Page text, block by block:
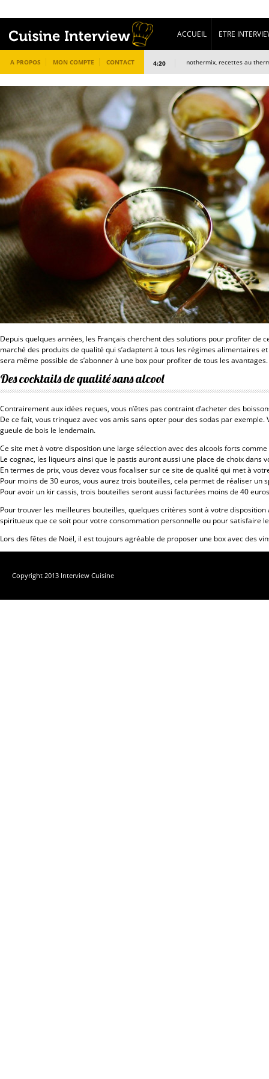
ACCUEIL ETRE
A PROPOS MON COMPTE CONTACT 4:20
L’interview de omothermix, recettes au thermomix
Depuis quelques années, les Français cherchent des solutions pour profiter de
marché des produits de qualité qui s’adaptent à tous les régimes alimentaires et
sera même possible de s’abonner à une box pour profiter de tous les avantages.
Des cocktails de qualité sans alcool
Contrairement aux idées reçues, vous n’êtes pas contraint d’acheter des
De ce fait, vous trinquez avec vos amis sans opter pour des sodas par
gueule de bois le lendemain.
Ce site met à votre disposition une large sélection avec des alcools forts
Le cognac, les liqueurs ainsi que le pastis auront aussi une place de choix dans
En termes de prix, vous devez vous focaliser sur ce site de qualité qui met à
Pour moins de 30 euros, vous aurez trois bouteilles, cela permet de réaliser un
Pour avoir un kir cassis, trois bouteilles seront aussi facturées moins de 40
Pour trouver les meilleures bouteilles, quelques critères sont à votre
spiritueux que ce soit pour votre consommation personnelle ou pour satisfaire
Lors des fêtes de Noël, il est toujours agréable de proposer une box avec des
Copyright 2013 Interview Cuisine